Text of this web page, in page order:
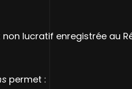
non lucratif enregistrée au
permet :